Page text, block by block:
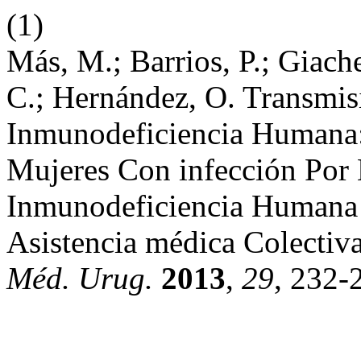
(1)
Más, M.; Barrios, P.;
C.; Hernández, O.
Inmunodeficiencia
Mujeres Con infección
Inmunodeficiencia
Asistencia médica
Méd. Urug. 2013, 29, 232-